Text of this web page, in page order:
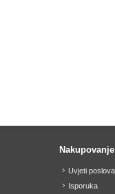
Uvjeti
Isporuka